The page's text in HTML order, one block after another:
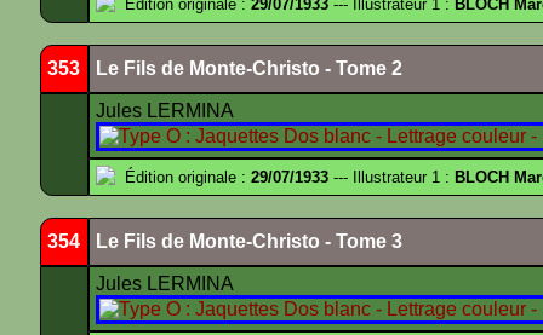
Édition originale : 29/07/1933 --- Illustrateur 1 : BLOCH
353 Le Fils de Monte-Christo - Tome 2
Jules LERMINA
Édition originale : 29/07/1933 --- Illustrateur 1 : BLOCH
354 Le Fils de Monte-Christo - Tome 3
Jules LERMINA